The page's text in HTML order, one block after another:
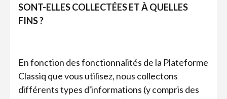
SONT-ELLES COLLECTÉES ET À QUELLES
FINS ?
En fonction des fonctionnalités de la Plateforme
Classiq que vous utilisez, nous collectons
différents types d'informations (y compris des